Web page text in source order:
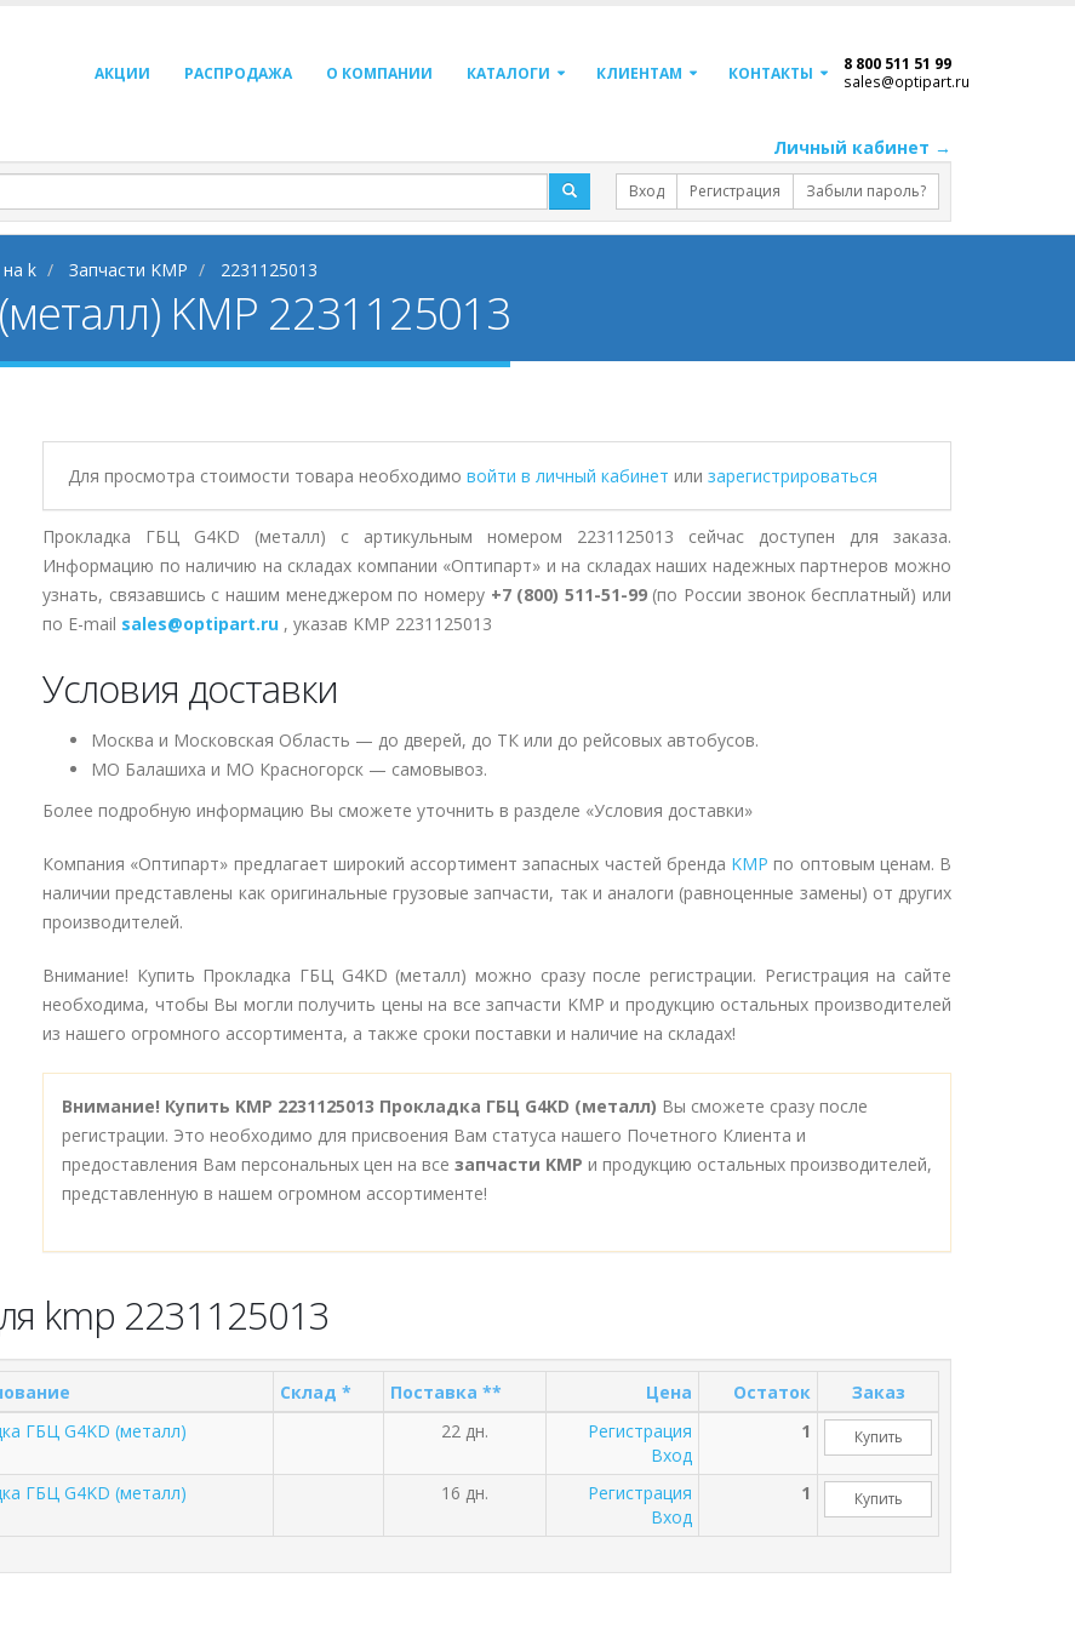
АКЦИИ РАСПРОДАЖА О КОМПАНИИ КАТАЛОГИ КЛИЕНТАМ КОНТАКТЫ 8 800 511 51 99
sales@optipart.ru
Личный кабинет →
Вход Регистрация Забыли пароль?
k Запчасти KMP 2231125013
KMP 2231125013
Для просмотра стоимости товара необходимо войти в личный кабинет или зарегистрироваться
Прокладка ГБЦ G4KD (металл) с артикульным номером 2231125013 сейчас доступен для заказа.
Информацию по наличию на складах компании «Оптипарт» и на складах наших надежных партнеров можно
узнать, связавшись с нашим менеджером по номеру +7 (800) 511-51-99(по России звонок бесплатный) или
по E-mail sales@optipart.ru , указав KMP 2231125013
Условия доставки
Москва и Московская Область — до дверей, до ТК или до рейсовых автобусов.
МО Балашиха и МО Красногорск — самовывоз.
Более подробную информацию Вы сможете уточнить в разделе «Условия доставки»
Компания «Оптипарт» предлагает широкий ассортимент запасных частей бренда KMP по оптовым ценам. В
наличии представлены как оригинальные грузовые запчасти, так и аналоги (равноценные замены) от других
производителей.
Внимание! Купить Прокладка ГБЦ G4KD (металл) можно сразу после регистрации. Регистрация на сайте
необходима, чтобы Вы могли получить цены на все запчасти KMP и продукцию остальных производителей
из нашего огромного ассортимента, а также сроки поставки и наличие на складах!
Внимание! Купить KMP 2231125013 Прокладка ГБЦ G4KD (металл) Вы сможете сразу после
регистрации. Это необходимо для присвоения Вам статуса нашего Почетного Клиента и
предоставления Вам персональных цен на все запчасти KMP и продукцию остальных производителей,
представленную в нашем огромном ассортименте!
kmp 2231125013
Склад * Поставка ** Цена Остаток
Заказ
ГБЦ G4KD (металл) 22 дн.
Регистрация
Вход
1 Купить
ГБЦ G4KD (металл) 16 дн.
Регистрация
Вход
1 Купить